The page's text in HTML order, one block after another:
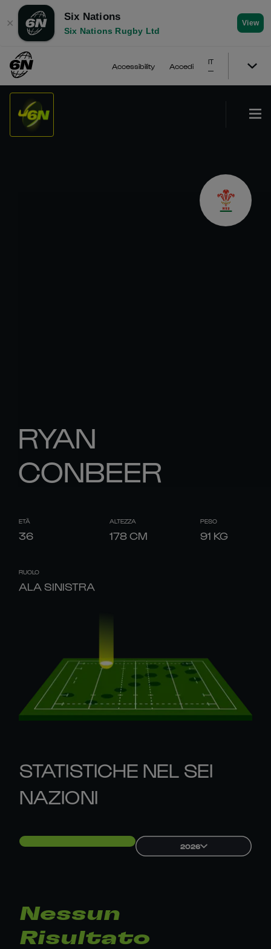
✕
Six Nations
Six Nations Rugby Ltd
View
Accessibility Accedi
IT
RYAN
CONBEER
ETÀ
36
ALTEZZA
178CM
PESO
91 KG
RUOLO
ALA SINISTRA
STATISTICHE NEL SEI
NAZIONI
2026
Nessun
Risultato